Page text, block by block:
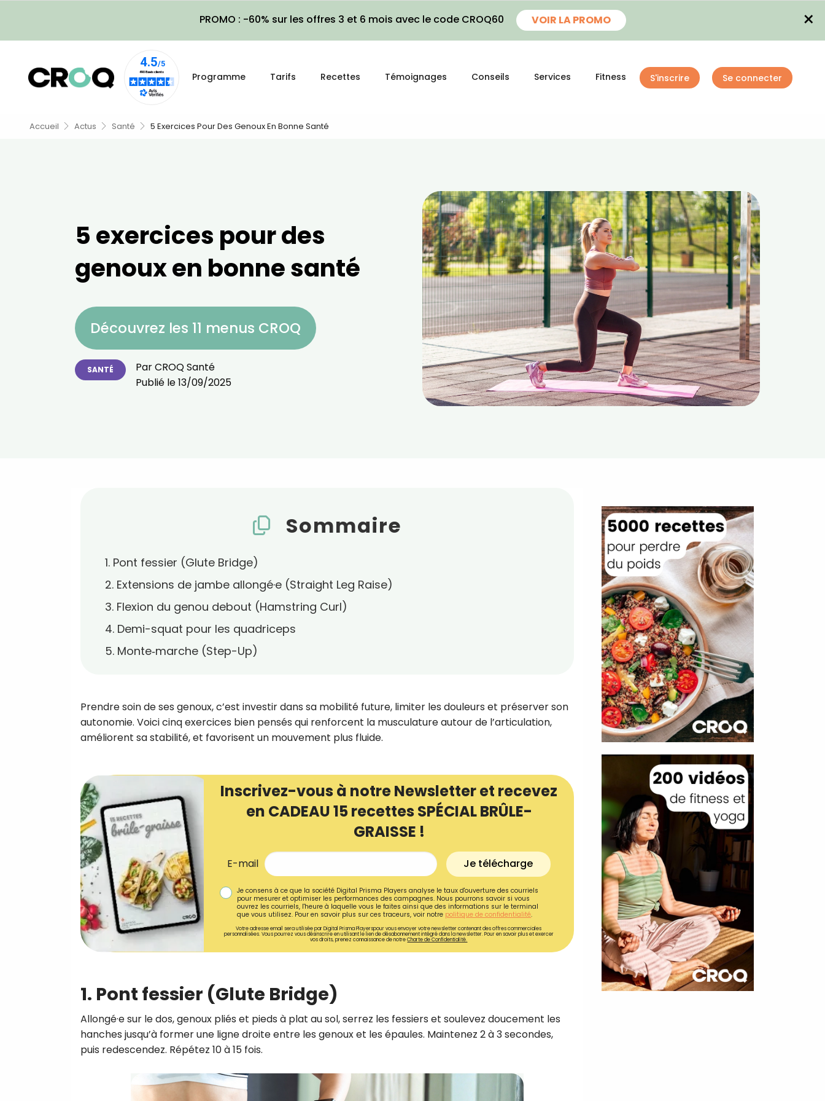
PROMO : -60% sur les offres 3 et 6 mois avec le code CROQ60 VOIR LA PROMO ×
Programme Tarifs Recettes Témoignages Conseils Services Fitness S'inscrire Se connecter
Accueil Actus Santé 5 Exercices Pour Des Genoux En Bonne Santé
5 exercices pour des
genoux en bonne santé
Découvrez les 11 menus CROQ
SANTÉ ParCROQ Santé
Publié le13/09/2025
Sommaire
1. Pont fessier (Glute Bridge)
2. Extensions de jambe allongé·e (Straight Leg Raise)
3. Flexion du genou debout (Hamstring Curl)
4. Demi-squat pour les quadriceps
5. Monte‑marche (Step-Up)
Prendre soin de ses genoux, c’est investir dans sa mobilité future, limiter les douleurs et préserver son
autonomie. Voici cinq exercices bien pensés qui renforcent la musculature autour de l’articulation,
améliorent sa stabilité, et favorisent un mouvement plus fluide.
Inscrivez-vous à notre Newsletter et recevez
en CADEAU 15 recettes SPÉCIAL BRÛLE-
GRAISSE !
E-mail Je télécharge
Je consens à ce que la société Digital Prisma Players analyse le taux d'ouverture des courriels
pour mesurer et optimiser les performances des campagnes. Nous pourrons savoir si vous
ouvrez les courriels, l'heure à laquelle vous le faites ainsi que des informations sur le terminal
que vous utilisez. Pour en savoir plus sur ces traceurs, voir notre politique de confidentialité.
Votre adresse email sera utilisée par Digital Prisma Playerspour vous envoyer votre newsletter contenant des offres commerciales
personnalisées. Vous pourrez vous désinscrire en utilisant le lien de désabonnement intégré dans la newsletter. Pour en savoir plus et exercer
vos droits, prenez connaissance de notreCharte de Confidentialité.
1. Pont fessier (Glute Bridge)
Allongé·e sur le dos, genoux pliés et pieds à plat au sol, serrez les fessiers et soulevez doucement les
hanches jusqu’à former une ligne droite entre les genoux et les épaules. Maintenez 2 à 3 secondes,
puis redescendez. Répétez 10 à 15 fois.
Recevez gratuitement 180
!
Ainsi que la newsletter promotionnelle de